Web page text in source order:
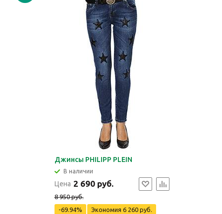
Джинсы PHILIPP PLEIN
В наличии
Цена 2 690 руб.
8 950 руб.
-69.94%
Экономия 6 260 руб.